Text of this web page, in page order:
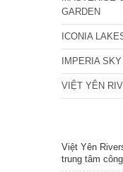
GARDEN
ICONIA
IMPERIA
VIỆT YÊN
Việt Yên
trung tâm